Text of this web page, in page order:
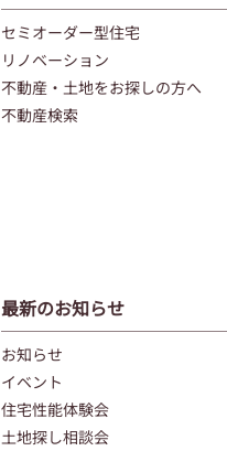
セミオーダー型住宅
リノベーション
不動産・土地をお探しの方へ
不動産検索
最新のお知らせ
お知らせ
イベント
住宅性能体験会
土地探し相談会